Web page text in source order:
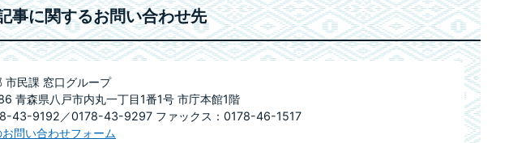
事に関するお問い合わせ先
市民課 窓口グループ
青森県八戸市内丸一丁目1番1号 市庁本館1階
43-9192／0178-43-9297 ファックス：0178-46-1517
問い合わせフォーム